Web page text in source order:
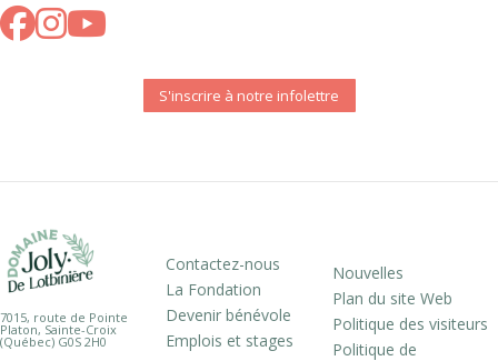
S'inscrire à notre infolettre
7015, route de Pointe
Platon, Sainte-Croix
(Québec) G0S 2H0
Contactez-nous
La Fondation
Devenir bénévole
Emplois et stages
Nouvelles
Plan du site Web
Politique des visiteurs
Politique de